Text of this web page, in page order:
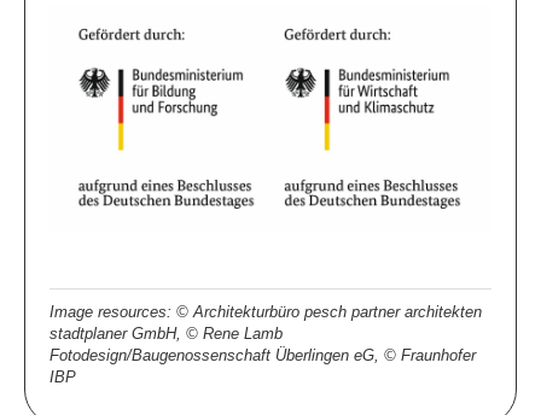
Image resources: © Architekturbüro pesch partner architekten
stadtplaner GmbH, © Rene Lamb
Fotodesign/Baugenossenschaft Überlingen eG, © Fraunhofer
IBP